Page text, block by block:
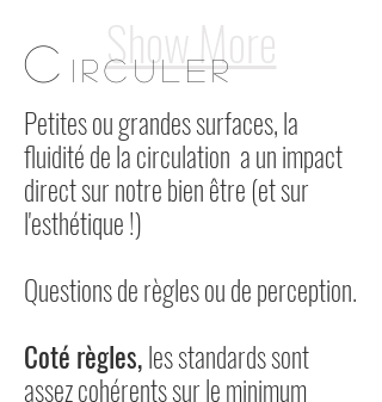
Show More
C ircuLER
Petites ou grandes surfaces,la
fluidité de la circulation a un impact
direct sur notre bien être (et sur
l'esthétique !)
Questions de règles ou de perception.
Coté règles,les standards sont
assez cohérents sur le minimum